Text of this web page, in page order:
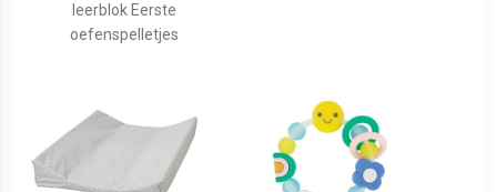
leerblok Eerste
oefenspelletjes